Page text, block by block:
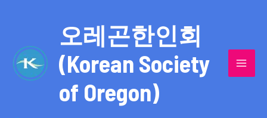
오레곤한인회
(Korean Society
of Oregon)
반세기의 세월을 품고 동포사회를 섬겨온